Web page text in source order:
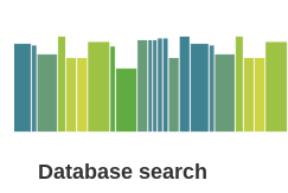
Database search